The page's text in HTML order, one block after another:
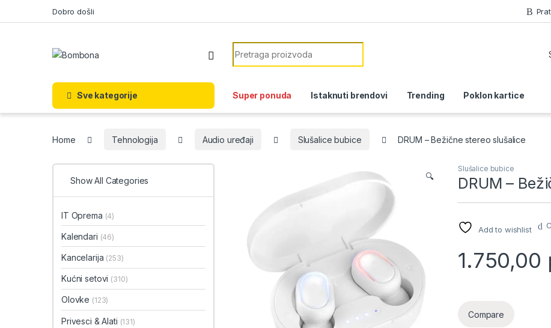
Dobro došli
Search for:
Sve kategorije Super ponuda Istaknuti brendovi Trending Poklon kartice
Home Tehnologija Audio uređaji Slušalice bubice DRUM – Bežične stereo slušalice
🔍
Slušalice bubice
DRUM –
Add to wishlist
1.750,00
Compare
Show All Categories
IT Oprema (4)
Kalendari (46)
Kancelarija (253)
Kućni setovi (310)
Olovke (123)
Privesci & Alati (131)